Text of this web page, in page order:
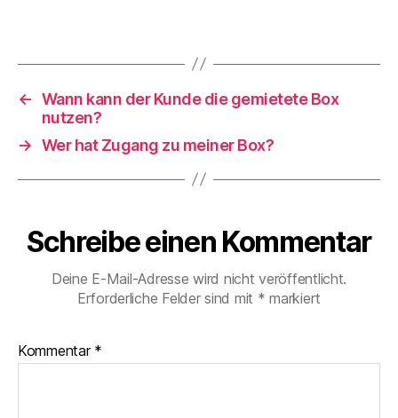
← Wann kann der Kunde die gemietete Box
nutzen?
→ Wer hat Zugang zu meiner Box?
Schreibe einen Kommentar
Deine E-Mail-Adresse wird nicht veröffentlicht.
Erforderliche Felder sind mit * markiert
Kommentar *